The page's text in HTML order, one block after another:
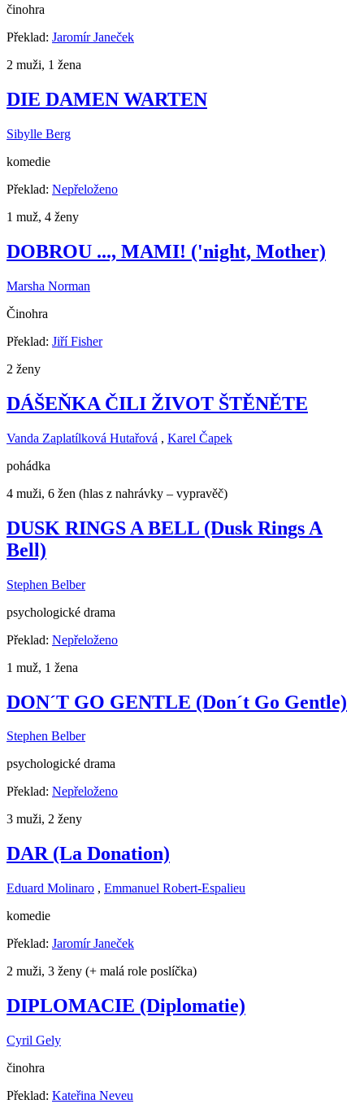
činohra
Překlad: Jaromír Janeček
2 muži, 1 žena
DIE DAMEN WARTEN
Sibylle Berg
komedie
Překlad: Nepřeloženo
1 muž, 4 ženy
DOBROU ..., MAMI! ('night, Mother)
Marsha Norman
Činohra
Překlad: Jiří Fisher
2 ženy
DÁŠEŇKA ČILI ŽIVOT ŠTĚNĚTE
Vanda Zaplatílková Hutařová , Karel Čapek
pohádka
4 muži, 6 žen (hlas z nahrávky – vypravěč)
DUSK RINGS A BELL (Dusk Rings A
Bell)
Stephen Belber
psychologické drama
Překlad: Nepřeloženo
1 muž, 1 žena
DON´T GO GENTLE (Don´t Go Gentle)
Stephen Belber
psychologické drama
Překlad: Nepřeloženo
3 muži, 2 ženy
DAR (La Donation)
Eduard Molinaro , Emmanuel Robert-Espalieu
komedie
Překlad: Jaromír Janeček
2 muži, 3 ženy (+ malá role poslíčka)
DIPLOMACIE (Diplomatie)
Cyril Gely
činohra
Překlad: Kateřina Neveu